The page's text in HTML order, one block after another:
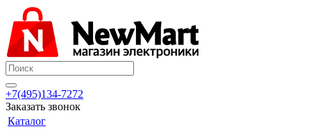
+7(495)134-7272
Заказать звонок
Каталог